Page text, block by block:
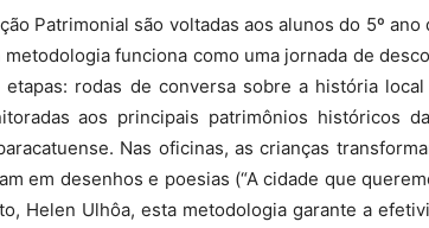
Patrimonial são voltadas aos alunos do 5º
metodologia funciona como uma jornada de
rodas de conversa sobre a história local
aos principais patrimônios históricos
Nas oficinas, as crianças
em desenhos e poesias (“A cidade que
Helen Ulhôa, esta metodologia garante a